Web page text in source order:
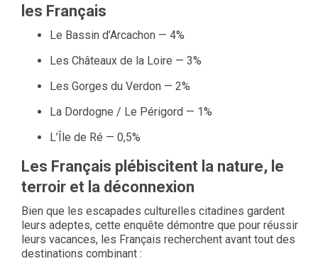
les Français
Le Bassin d’Arcachon — 4%
Les Châteaux de la Loire — 3%
Les Gorges du Verdon — 2%
La Dordogne / Le Périgord — 1%
L’Île de Ré — 0,5%
Les Français plébiscitent la nature, le
terroir et la déconnexion
Bien que les escapades culturelles citadines gardent
leurs adeptes, cette enquête démontre que pour réussir
leurs vacances, les Français recherchent avant tout des
destinations combinant :